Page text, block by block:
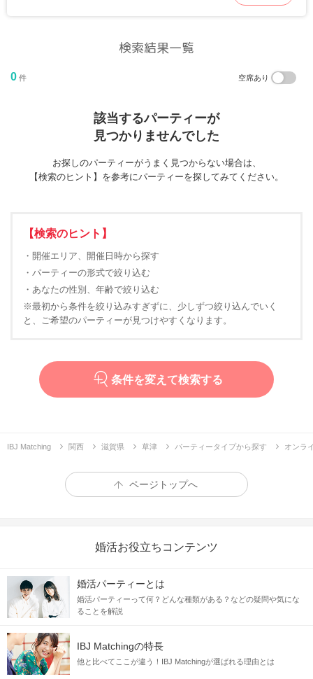
検索結果一覧
0 件 空席あり
該当するパーティーが
見つかりませんでした
お探しのパーティーがうまく見つからない場合は、
【検索のヒント】を参考にパーティーを探してみてください。
【検索のヒント】
・開催エリア、開催日時から探す
・パーティーの形式で絞り込む
・あなたの性別、年齢で絞り込む
※最初から条件を絞り込みすぎずに、少しずつ絞り込んでいく
と、ご希望のパーティーが見つけやすくなります。
条件を変えて検索する
IBJ Matching 関西 滋賀県 草津 パーティータイプから探す オンラ
ページトップへ
婚活お役立ちコンテンツ
婚活パーティーとは
婚活パーティーって何？どんな種類がある？などの疑問や気にな
ることを解説
IBJ Matchingの特長
他と比べてここが違う！IBJ Matchingが選ばれる理由とは